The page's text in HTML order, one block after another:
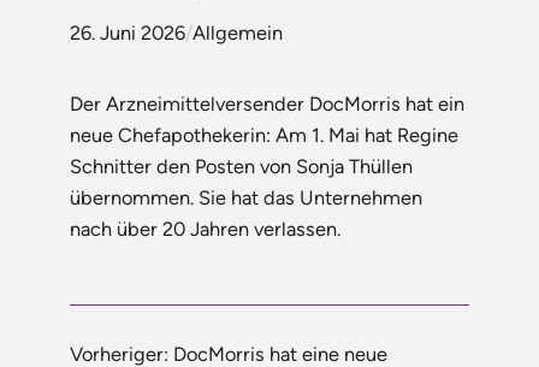
26. Juni 2026/Allgemein
Der Arzneimittelversender DocMorris hat ein
neue Chefapothekerin: Am 1. Mai hat Regine
Schnitter den Posten von Sonja Thüllen
übernommen. Sie hat das Unternehmen
nach über 20 Jahren verlassen.
Vorheriger: DocMorris hat eine neue